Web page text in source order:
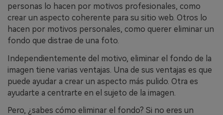
personas lo hacen por motivos profesionales, como
crear un aspecto coherente para su sitio web. Otros lo
hacen por motivos personales, como querer eliminar un
fondo que distrae de una foto.
Independientemente del motivo, eliminar el fondo de la
imagen tiene varias ventajas. Una de sus ventajas es que
puede ayudar a crear un aspecto más pulido. Otra es
ayudarte a centrarte en el sujeto de la imagen.
Pero, ¿sabes cómo eliminar el fondo? Si no eres un